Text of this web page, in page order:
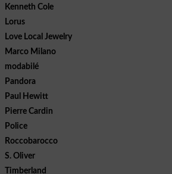
Kenneth Cole
Lorus
Love Local Jewelry
Marco Milano
modabilé
Pandora
Paul Hewitt
Pierre Cardin
Police
Roccobarocco
S. Oliver
Timberland